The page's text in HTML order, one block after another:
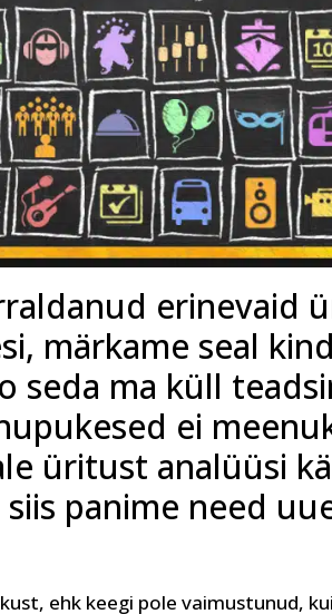
erinevaid
märkame seal
seda ma küll
ei
üritust analüüsi
panime need
ehk keegi pole vaimustunud,